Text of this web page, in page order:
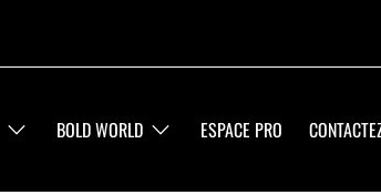
BOLD WORLD ESPACE PRO